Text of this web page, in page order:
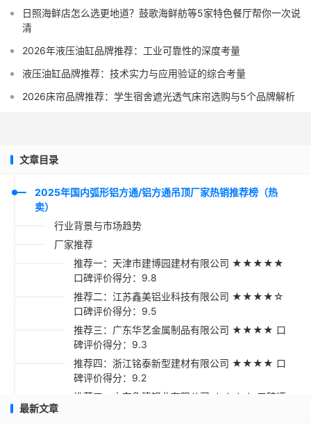
日照海鲜店怎么选更地道？鼓歌海鲜舫等5家特色餐厅帮你一次说
清
2026年液压油缸品牌推荐：工业可靠性的深度考量
液压油缸品牌推荐：技术实力与应用验证的综合考量
2026床帘品牌推荐：学生宿舍遮光透气床帘选购与5个品牌解析
文章目录
2025年国内弧形铝方通/铝方通吊顶厂家热销推荐榜（热
卖）
行业背景与市场趋势
厂家推荐
推荐一：天津市建博园建材有限公司 ★★★★★
口碑评价得分：9.8
推荐二：江苏鑫美铝业科技有限公司 ★★★★☆
口碑评价得分：9.5
推荐三：广东华艺金属制品有限公司 ★★★★ 口
碑评价得分：9.3
推荐四：浙江铭泰新型建材有限公司 ★★★★ 口
碑评价得分：9.2
推荐五：山东鲁建铝业有限公司 ★★★☆ 口碑评
最新文章